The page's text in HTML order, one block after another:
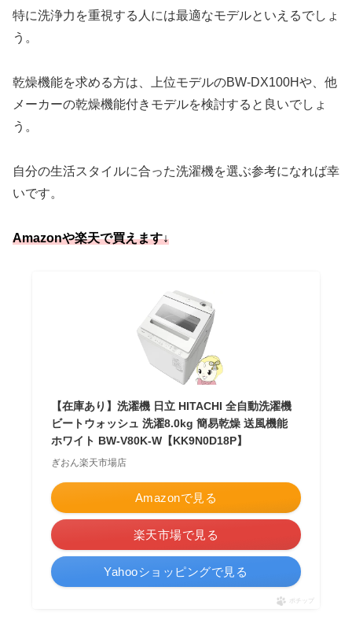
特に洗浄力を重視する人には最適なモデルといえるでしょ
う。
乾燥機能を求める方は、上位モデルのBW-DX100Hや、他
メーカーの乾燥機能付きモデルを検討すると良いでしょ
う。
自分の生活スタイルに合った洗濯機を選ぶ参考になれば幸
いです。
Amazonや楽天で買えます↓
【在庫あり】洗濯機 日立 HITACHI 全自動洗濯機
ビートウォッシュ 洗濯8.0kg 簡易乾燥 送風機能
ホワイト BW-V80K-W【KK9N0D18P】
ぎおん楽天市場店
Amazonで見る
楽天市場で見る
Yahooショッピングで見る
ポチップ